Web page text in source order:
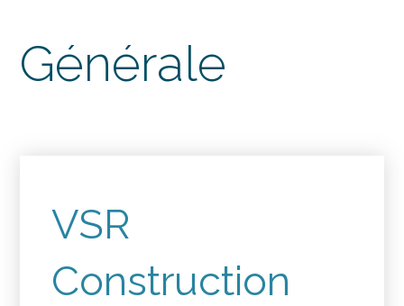
Générale
VSR
Construction